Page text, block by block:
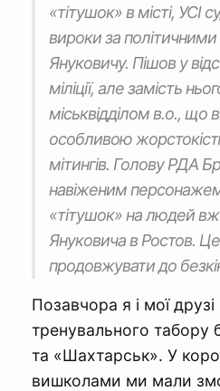
«тітушок» в місті, УСІ
вироки за
Януковичу. Пішов у
міліції, але замість
міськвідділом в.о., що
особливою
мітингів. Голову РДА
навіженим
«тітушок» на людей
Януковича в Ростов.
продовжувати до
Позавчора я і мої
тренувального табору
та «Шахтарськ». У
вишколами ми мали